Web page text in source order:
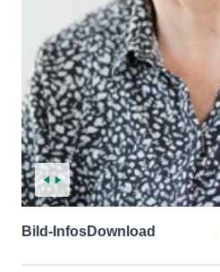
Bild-InfosDownload